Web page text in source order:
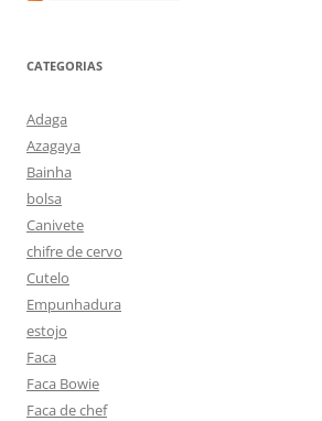
CATEGORIAS
Adaga
Azagaya
Bainha
bolsa
Canivete
chifre de cervo
Cutelo
Empunhadura
estojo
Faca
Faca Bowie
Faca de chef